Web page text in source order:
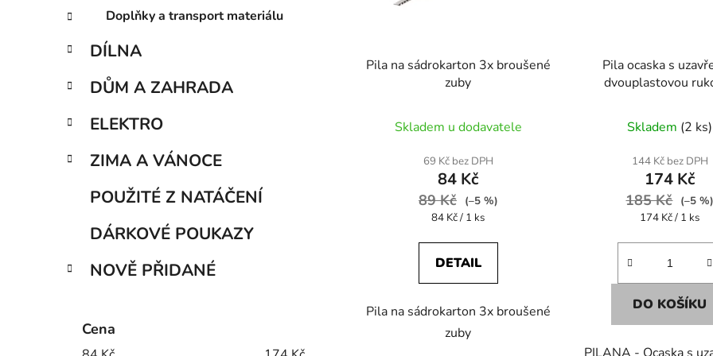
Doplňky a transport materiálu
DÍLNA
DŮM A ZAHRADA
ELEKTRO
ZIMA A VÁNOCE
POUŽITÉ Z NATÁČENÍ
DÁRKOVÉ POUKAZY
NOVĚ PŘIDANÉ
Cena
Pila na sádrokarton 3x broušené
zuby
Skladem u dodavatele
69 Kč bez DPH
84 Kč
89 Kč
(–5 %)
Měrná
84 Kč / 1 ks
DETAIL
Pila na sádrokarton 3x broušené
zuby
Pila ocaska s
dvouplastovou
Skladem (2 ks)
144 Kč bez DPH
174 Kč
185 Kč (–5 %)
Měrná
174 Kč / 1 ks
DO KOŠÍKU